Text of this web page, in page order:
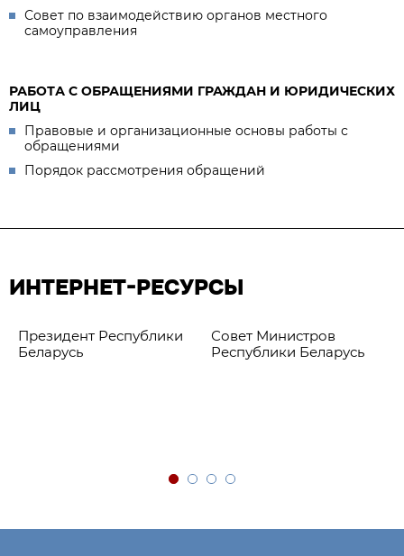
Совет по взаимодействию органов местного
самоуправления
РАБОТА С ОБРАЩЕНИЯМИ ГРАЖДАН И ЮРИДИЧЕСКИХ
ЛИЦ
Правовые и организационные основы работы с
обращениями
Порядок рассмотрения обращений
ИНТЕРНЕТ-РЕСУРСЫ
Президент Республики
Беларусь
Совет Министров
Республики Беларусь